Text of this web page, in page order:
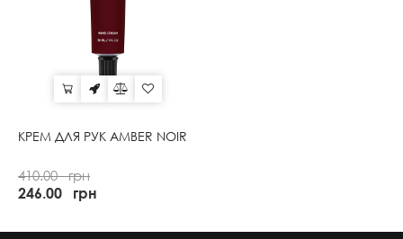
КРЕМ ДЛЯ РУК AMBER NOIR
410.00 грн
246.00 грн